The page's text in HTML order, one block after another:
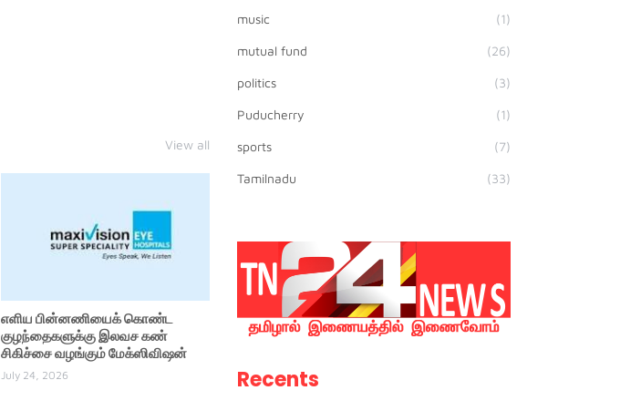
View all
எளிய பின்னணியைக் கொண்ட
குழந்தைகளுக்கு இலவச கண்
சிகிச்சை வழங்கும் மேக்ஸிவிஷன்
July 24, 2026
music (1)
mutual fund (26)
politics (3)
Puducherry (1)
sports (7)
Tamilnadu (33)
Recents